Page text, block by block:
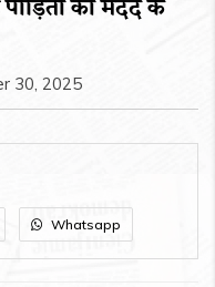
की मदद के
30, 2025
Whatsapp